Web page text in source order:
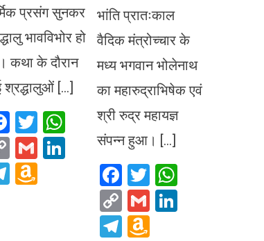
प्रसंग सुनकर
भावविभोर हो
कथा के दौरान
[…]
Facebook
TwitterWhatsApp
Copy
Link
GmailLinkedIn
Telegram
Amazon
भांति प्रातःकाल
वैदिक मंत्रोच्चार के
मध्य भगवान भोलेनाथ
का महारुद्राभिषेक एवं
श्री रुद्र महायज्ञ
संपन्न हुआ। […]
Facebook
Twitter
Copy
Link
Gmail
Telegram